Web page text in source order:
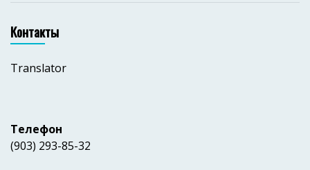
Контакты
Translator
Телефон
(903) 293-85-32